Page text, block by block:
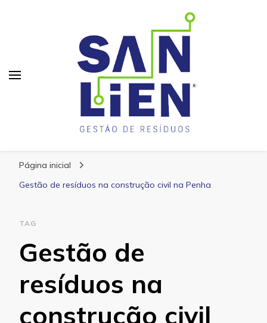
Página inicial
Gestão de resíduos na construção civil na Penha
TAG
Gestão de
resíduos na
construção civil